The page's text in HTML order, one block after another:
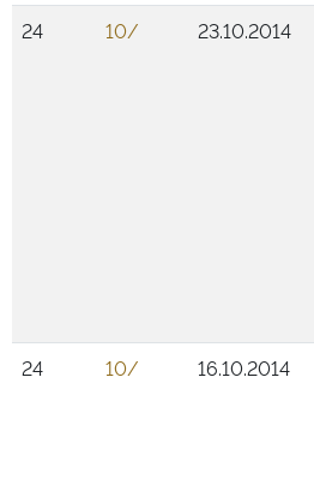
24
10/ 23.10.2014
24
10/ 16.10.2014